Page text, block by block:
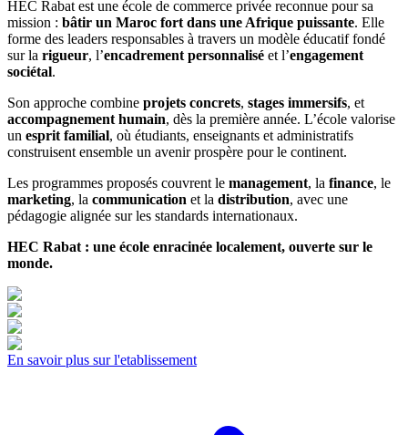
HEC Rabat est une école de commerce privée reconnue pour sa
mission : bâtir un Maroc fort dans une Afrique puissante. Elle
forme des leaders responsables à travers un modèle éducatif fondé
sur la rigueur, l’encadrement personnalisé et l’engagement
sociétal.
Son approche combine projets concrets, stages immersifs, et
accompagnement humain, dès la première année. L’école valorise
un esprit familial, où étudiants, enseignants et administratifs
construisent ensemble un avenir prospère pour le continent.
Les programmes proposés couvrent le management, la finance, le
marketing, la communication et la distribution, avec une
pédagogie alignée sur les standards internationaux.
HEC Rabat : une école enracinée localement, ouverte sur le
monde.
En savoir plus sur l'etablissement